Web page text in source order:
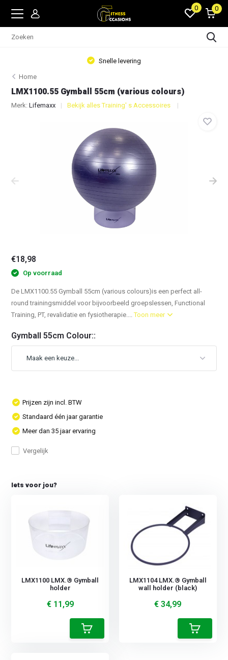
0 0
Snelle levering
Home
LMX1100.55 Gymball 55cm (various colours)
Merk:Lifemaxx Bekijk alles Training' s Accessoires
€18,98
Op voorraad
De LMX1100.55 Gymball 55cm (various colours)is een perfect all-
round trainingsmiddel voor bijvoorbeeld groepslessen, Functional
Training, PT, revalidatie en fysiotherapie....Toon meer
Gymball 55cm Colour::
Prijzen zijn incl. BTW
Standaard één jaar garantie
Meer dan 35 jaar ervaring
Vergelijk
Iets voor jou?
LMX1100 LMX.® Gymball
holder
€ 11,99
LMX1104 LMX.® Gymball
wall holder (black)
€ 34,99